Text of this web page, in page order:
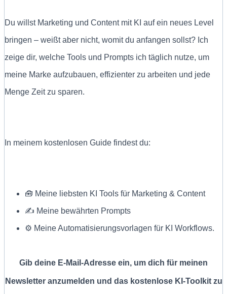
Du willst Marketing und Content mit KI auf ein neues Level
bringen – weißt aber nicht, womit du anfangen sollst? Ich
zeige dir, welche Tools und Prompts ich täglich nutze, um
meine Marke aufzubauen, effizienter zu arbeiten und jede
Menge Zeit zu sparen.
In meinem kostenlosen Guide findest du:
🧰 Meine liebsten KI Tools für Marketing & Content
✍ Meine bewährten Prompts
⚙️ Meine Automatisierungsvorlagen für KI Workflows.
Gib deine E-Mail-Adresse ein, um dich für meinen
Newsletter anzumelden und das kostenlose KI-Toolkit zu